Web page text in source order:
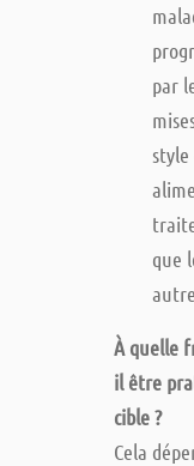
par
que
À quelle
il être
cible ?
Cela